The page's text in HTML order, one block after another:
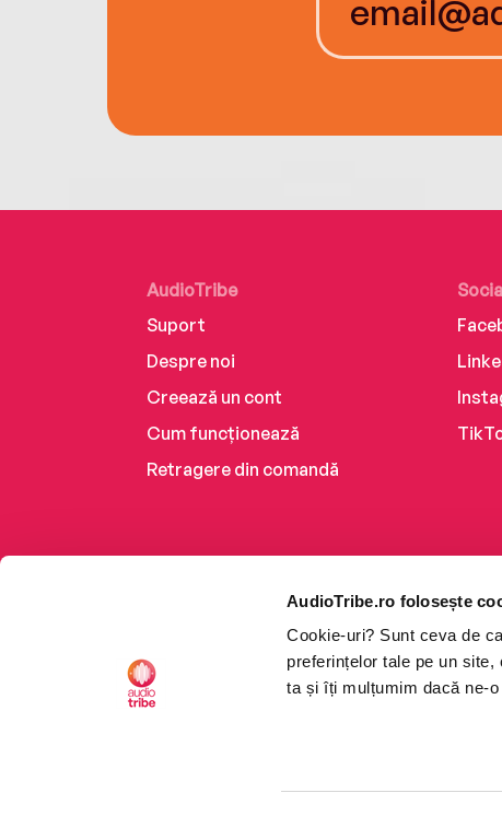
AudioTribe.ro folosește
Cookie-uri? Sunt ceva de
preferințelor tale pe un
ta și îți mulțumim dacă ne-
AudioTribe
Suport
Despre noi
Creează un cont
Cum funcționează
Retragere din comandă